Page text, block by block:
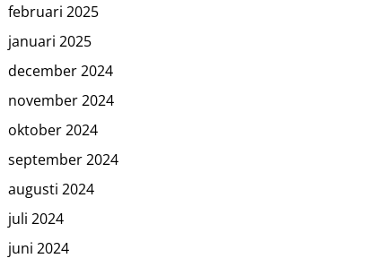
februari 2025
januari 2025
december 2024
november 2024
oktober 2024
september 2024
augusti 2024
juli 2024
juni 2024